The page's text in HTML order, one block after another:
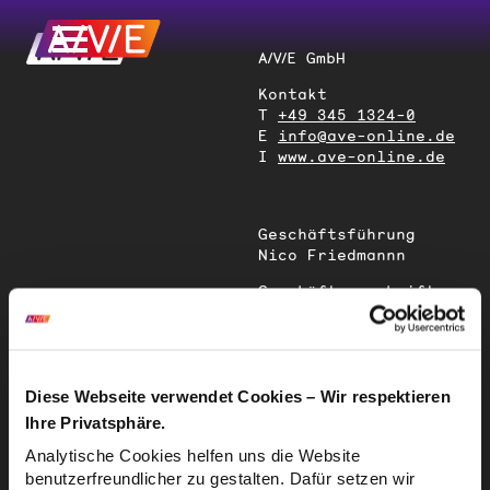
Diese Webseite verwendet Cookies – Wir respektieren
Ihre Privatsphäre.
Analytische Cookies helfen uns die Website
benutzerfreundlicher zu gestalten. Dafür setzen wir
A/V/E GmbH
Kontakt
T +49 345 1324-0
E info@ave-online.de
I www.ave-online.de
Geschäftsführung
Nico Friedmannn
Geschäftsanschrift
Magdeburger Straße
Sitz der
Gesellschaft